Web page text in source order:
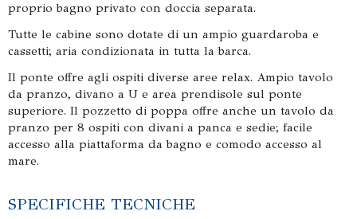
proprio bagno privato con doccia separata.
Tutte le cabine sono dotate di un ampio guardaroba e
cassetti; aria condizionata in tutta la barca.
Il ponte offre agli ospiti diverse aree relax. Ampio tavolo
da pranzo, divano a U e area prendisole sul ponte
superiore. Il pozzetto di poppa offre anche un tavolo da
pranzo per 8 ospiti con divani a panca e sedie; facile
accesso alla piattaforma da bagno e comodo accesso al
mare.
SPECIFICHE TECNICHE